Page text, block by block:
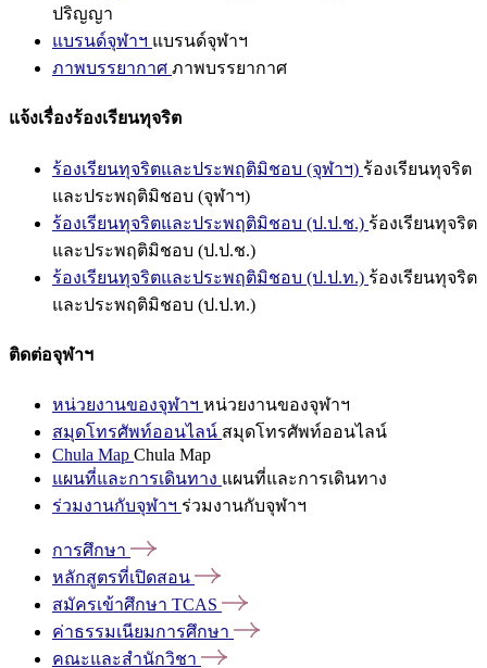
ปริญญา
แบรนด์จุฬาฯ แบรนด์จุฬาฯ
ภาพบรรยากาศ ภาพบรรยากาศ
แจ้งเรื่องร้องเรียนทุจริต
ร้องเรียนทุจริตและประพฤติมิชอบ (จุฬาฯ) ร้องเรียนทุจริต
และประพฤติมิชอบ (จุฬาฯ)
ร้องเรียนทุจริตและประพฤติมิชอบ (ป.ป.ช.) ร้องเรียนทุจริต
และประพฤติมิชอบ (ป.ป.ช.)
ร้องเรียนทุจริตและประพฤติมิชอบ (ป.ป.ท.) ร้องเรียนทุจริต
และประพฤติมิชอบ (ป.ป.ท.)
ติดต่อจุฬาฯ
หน่วยงานของจุฬาฯ หน่วยงานของจุฬาฯ
สมุดโทรศัพท์ออนไลน์ สมุดโทรศัพท์ออนไลน์
Chula Map Chula Map
แผนที่และการเดินทาง แผนที่และการเดินทาง
ร่วมงานกับจุฬาฯ ร่วมงานกับจุฬาฯ
การศึกษา
หลักสูตรที่เปิดสอน
สมัครเข้าศึกษา TCAS
ค่าธรรมเนียมการศึกษา
คณะและสำนักวิชา